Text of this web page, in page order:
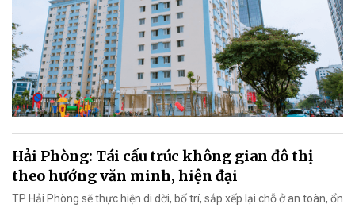
Hải Phòng: Tái cấu trúc không gian đô thị
theo hướng văn minh, hiện đại
TP Hải Phòng sẽ thực hiện di dời, bố trí, sắp xếp lại chỗ ở an toàn, ổn